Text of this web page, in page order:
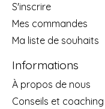
S'inscrire
Mes commandes
Ma liste de souhaits
Informations
À propos de nous
Conseils et